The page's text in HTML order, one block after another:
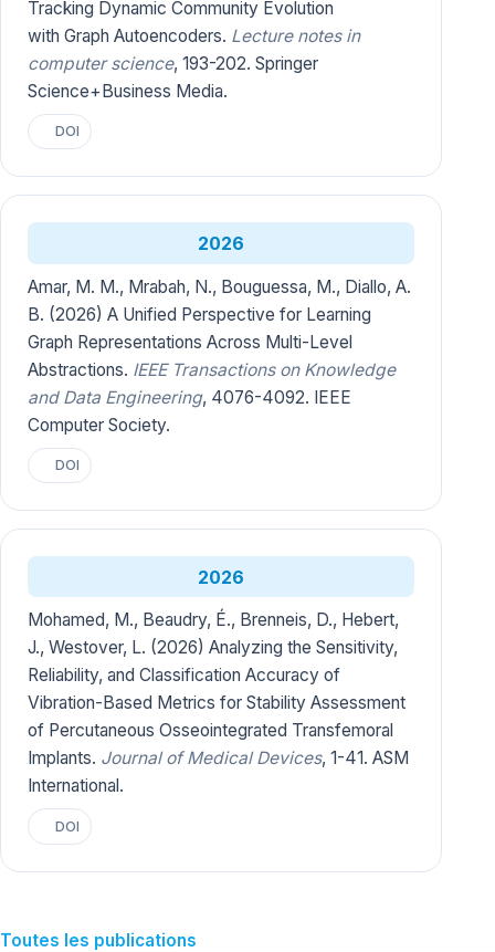
Tracking Dynamic Community Evolution
with Graph Autoencoders. Lecture notes in
computer science, 193-202. Springer
Science+Business Media.
DOI
2026
Amar, M. M., Mrabah, N., Bouguessa, M., Diallo, A.
B. (2026) A Unified Perspective for Learning
Graph Representations Across Multi-Level
Abstractions. IEEE Transactions on Knowledge
and Data Engineering, 4076-4092. IEEE
Computer Society.
DOI
2026
Mohamed, M., Beaudry, É., Brenneis, D., Hebert,
J., Westover, L. (2026) Analyzing the Sensitivity,
Reliability, and Classification Accuracy of
Vibration-Based Metrics for Stability Assessment
of Percutaneous Osseointegrated Transfemoral
Implants. Journal of Medical Devices, 1-41. ASM
International.
DOI
Toutes les publications